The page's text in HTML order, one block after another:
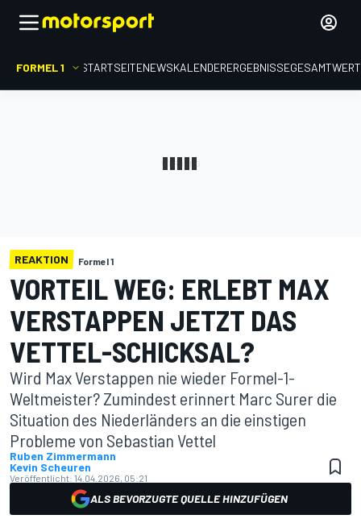
FORMEL 1 STARTSEITENEWSKALENDERERGEBNISSE
REAKTION Formel 1
VORTEIL WEG: ERLEBT MAX
VERSTAPPEN JETZT DAS
VETTEL-SCHICKSAL?
Wird Max Verstappen nie wieder Formel-1-
Weltmeister? Zumindest erinnert Marc Surer die
Situation des Niederländers an die einstigen
Probleme von Sebastian Vettel
Ruben Zimmermann
Kevin Scheuren
Veröffentlicht: 14.04.2026, 05:21
ALS BEVORZUGTE QUELLE HINZUFÜGEN